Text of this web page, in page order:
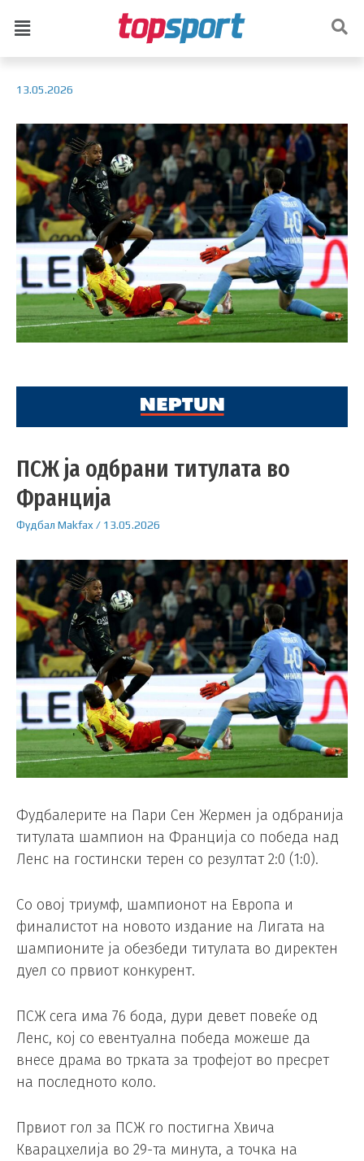
13.05.2026
ПСЖ ја одбрани титулата во
Франција
Фудбал Makfax / 13.05.2026
Фудбалерите на Пари Сен Жермен ја одбранија
титулата шампион на Франција со победа над
Ленс на гостински терен со резултат 2:0 (1:0).
Со овој триумф, шампионот на Европа и
финалистот на новото издание на Лигата на
шампионите ја обезбеди титулата во директен
дуел со првиот конкурент.
ПСЖ сега има 76 бода, дури девет повеќе од
Ленс, кој со евентуална победа можеше да
внесе драма во трката за трофејот во пресрет
на последното коло.
Првиот гол за ПСЖ го постигна Хвича
Кварацхелија во 29-та минута, а точка на